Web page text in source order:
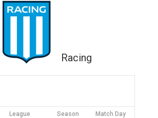
Racing
League Season Match Day